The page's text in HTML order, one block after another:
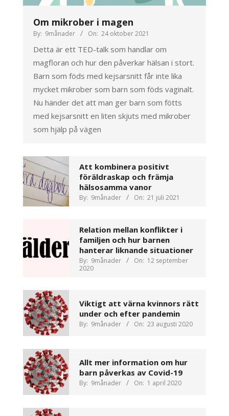
Om mikrober i magen
By: 9månader On: 24 oktober 2021
Detta är ett TED-talk som handlar om
magfloran och hur den påverkar hälsan i stort.
Barn som föds med kejsarsnitt får inte lika
mycket mikrober som barn som föds vaginalt.
Nu händer det att man ger barn som fötts
med kejsarsnitt en liten skjuts med mikrober
som hjälp på vägen
Att kombinera positivt
föräldraskap och främja
hälsosamma vanor
By: 9månader On: 21 juli 2021
Relation mellan konflikter i
familjen och hur barnen
hanterar liknande situationer
By: 9månader On: 12 september
2020
Viktigt att värna kvinnors rätt
under och efter pandemin
By: 9månader On: 23 augusti 2020
Allt mer information om hur
barn påverkas av Covid-19
By: 9månader On: 1 april 2020